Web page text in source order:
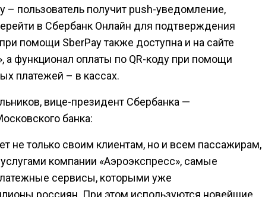
– пользователь получит push-уведомление,
в Сбербанк Онлайн для подтверждения
помощи SberPay также доступна и на сайте
а функционал оплаты по QR-коду при помощи
платежей – в кассах.
вице-президент Сбербанка —
банка:
не только своим клиентам, но и всем пассажирам,
компании «Аэроэкспресс», самые
сервисы, которыми уже
россиян. При этом используются новейшие